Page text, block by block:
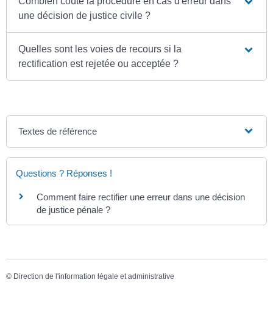
une décision de justice civile ?
Quelles sont les voies de recours si la
rectification est rejetée ou acceptée ?
Textes de référence
Questions ? Réponses !
Comment faire rectifier une erreur dans une décision
de justice pénale ?
© Direction de l'information légale et administrative